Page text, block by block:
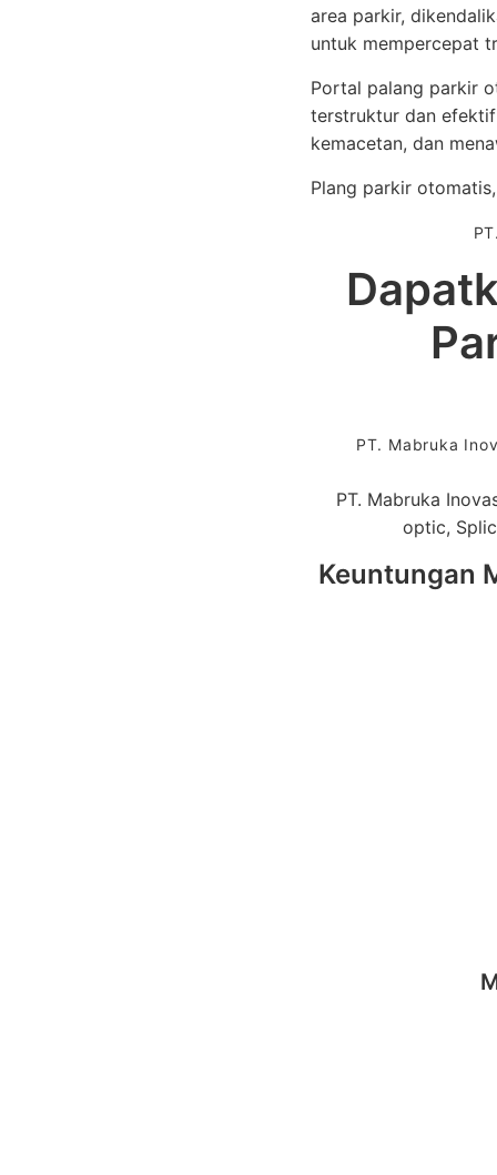
area parkir,
untuk mempercepat
Portal palang parkir
terstruktur dan efektif
kemacetan, dan
Plang parkir
PT. Mabruka
PT. Mabruka
optic,
Keuntungan